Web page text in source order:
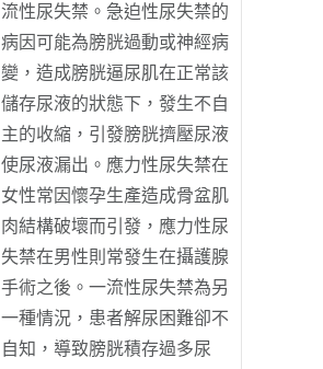
流性尿失禁。急迫性尿失禁的
病因可能為膀胱過動或神經病
變，造成膀胱逼尿肌在正常該
儲存尿液的狀態下，發生不自
主的收縮，引發膀胱擠壓尿液
使尿液漏出。應力性尿失禁在
女性常因懷孕生產造成骨盆肌
肉結構破壞而引發，應力性尿
失禁在男性則常發生在攝護腺
手術之後。一流性尿失禁為另
一種情況，患者解尿困難卻不
自知，導致膀胱積存過多尿